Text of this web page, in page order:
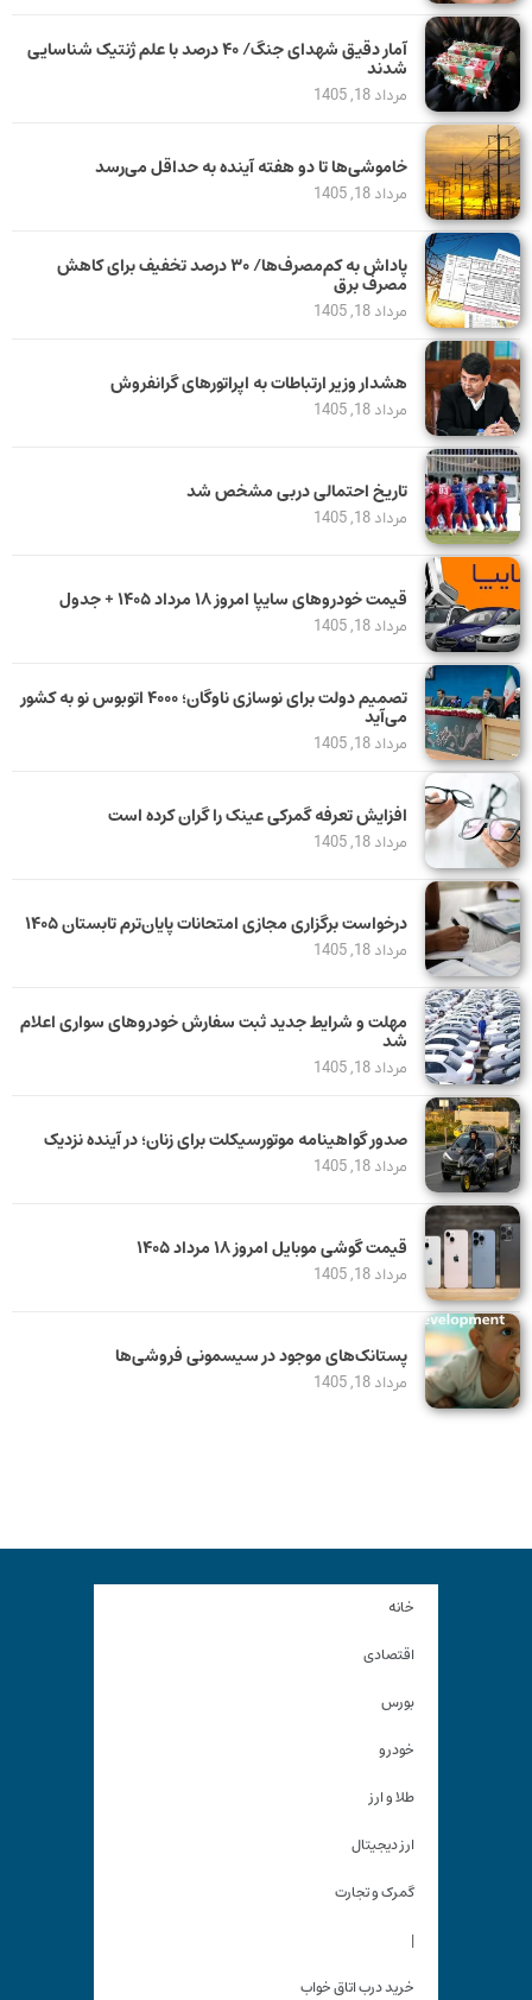
آمار دقیق شهدای جنگ/ ۴۰ درصد با علم ژنتیک شناسایی
شدند
مرداد 18, 1405
خاموشی‌ها تا دو هفته آینده به حداقل می‌رسد
مرداد 18, 1405
پاداش به کم‌مصرف‌ها/ ۳۰ درصد تخفیف برای کاهش
مصرف برق
مرداد 18, 1405
هشدار وزیر ارتباطات به اپراتورهای گرانفروش
مرداد 18, 1405
تاریخ احتمالی دربی مشخص شد
مرداد 18, 1405
قیمت خودرو‌های سایپا امروز ۱۸ مرداد ۱۴۰۵ + جدول
مرداد 18, 1405
تصمیم دولت برای نوسازی ناوگان؛ ۴۰۰۰ اتوبوس نو به کشور
می‌آید
مرداد 18, 1405
افزایش تعرفه گمرکی عینک را گران کرده است
مرداد 18, 1405
درخواست برگزاری مجازی امتحانات پایان‌ترم تابستان ۱۴۰۵
مرداد 18, 1405
مهلت و شرایط جدید ثبت سفارش خودروهای سواری اعلام
شد
مرداد 18, 1405
صدور گواهینامه موتورسیکلت برای زنان؛ در آینده نزدیک
مرداد 18, 1405
قیمت گوشی موبایل امروز ۱۸ مرداد ۱۴۰۵
مرداد 18, 1405
پستانک‌های موجود در سیسمونی فروشی‌ها
مرداد 18, 1405
خانه
اقتصادی
بورس
خودرو
طلا و ارز
ارز دیجیتال
گمرک و تجارت
|
خرید درب اتاق خواب